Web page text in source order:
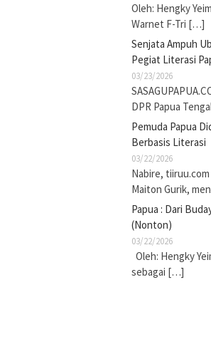
Oleh: Hengky
Warnet F-Tri […]
Senjata Ampuh
Pegiat Literasi
03/23/2026
DPR Papua
Pemuda Papua
Berbasis Literasi
03/22/2026
Nabire,
Maiton Gurik,
Papua : Dari
(Nonton)
03/22/2026
Oleh: Hengky
sebagai […]